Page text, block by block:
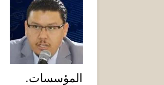
المؤسسات.